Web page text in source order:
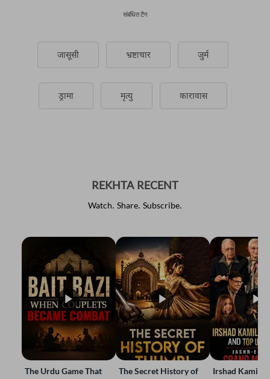
संबंधित टैग
जासूसी भ्रष्टाचार जुर्म
ड्रामा मृत्यु कारावास
REKHTA RECENT
Watch. Share. Subscribe.
The Urdu Game That
The Secret History of
Irshad Kamil,